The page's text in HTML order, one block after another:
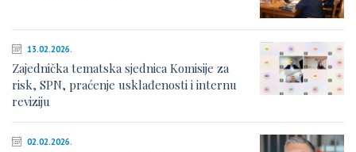
13.02.2026.
Zajednička tematska sjednica Komisije za
risk, SPN, praćenje usklađenosti i internu
reviziju
02.02.2026.